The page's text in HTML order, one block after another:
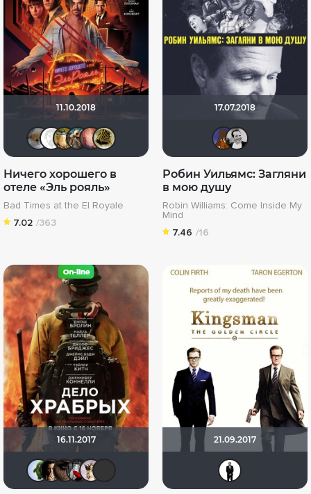
11.10.2018
Анюта*-*
Equitable Hurricane Gabrielle
vadim7791
Ничего хорошего в
отеле «Эль рояль»
Bad Times at the El Royale
7.02 /363
17.07.2018
Робин Уильямс: Загляни
в мою душу
Robin Williams: Come Inside My
Mind
7.46 /16
16.11.2017
ДЮRQ7 Муза Критика
Фрэнк Пинатра
21.09.2017